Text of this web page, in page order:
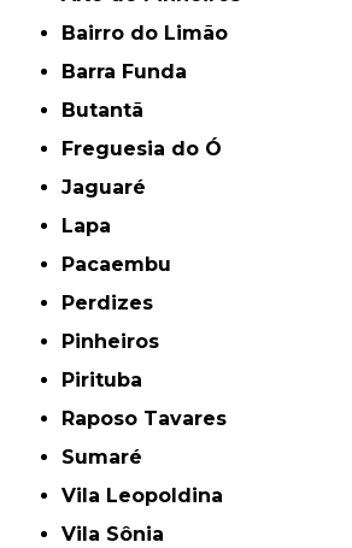
Bairro do Limão
Barra Funda
Butantã
Freguesia do Ó
Jaguaré
Lapa
Pacaembu
Perdizes
Pinheiros
Pirituba
Raposo Tavares
Sumaré
Vila Leopoldina
Vila Sônia